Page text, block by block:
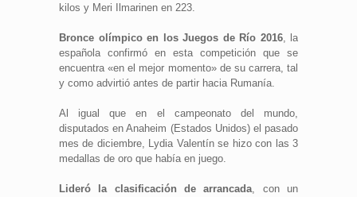
kilos y Meri Ilmarinen en 223.
Bronce olímpico en los Juegos de Río 2016, la
española confirmó en esta competición que se
encuentra «en el mejor momento» de su carrera, tal
y como advirtió antes de partir hacia Rumanía.
Al igual que en el campeonato del mundo,
disputados en Anaheim (Estados Unidos) el pasado
mes de diciembre, Lydia Valentín se hizo con las 3
medallas de oro que había en juego.
Lideró la clasificación de arrancada, con un